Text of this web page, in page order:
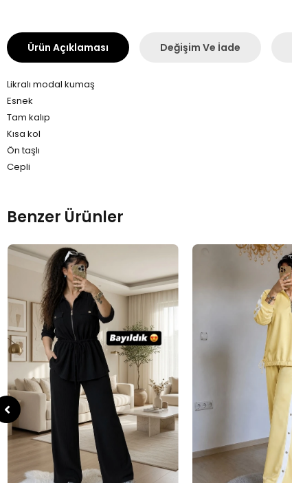
Ürün Açıklaması Değişim Ve İade
Likralı modal kumaş
Esnek
Tam kalıp
Kısa kol
Ön taşlı
Cepli
Benzer Ürünler